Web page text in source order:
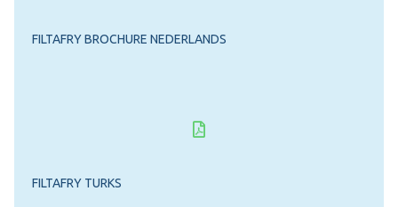
FILTAFRY BROCHURE NEDERLANDS
FILTAFRY TURKS